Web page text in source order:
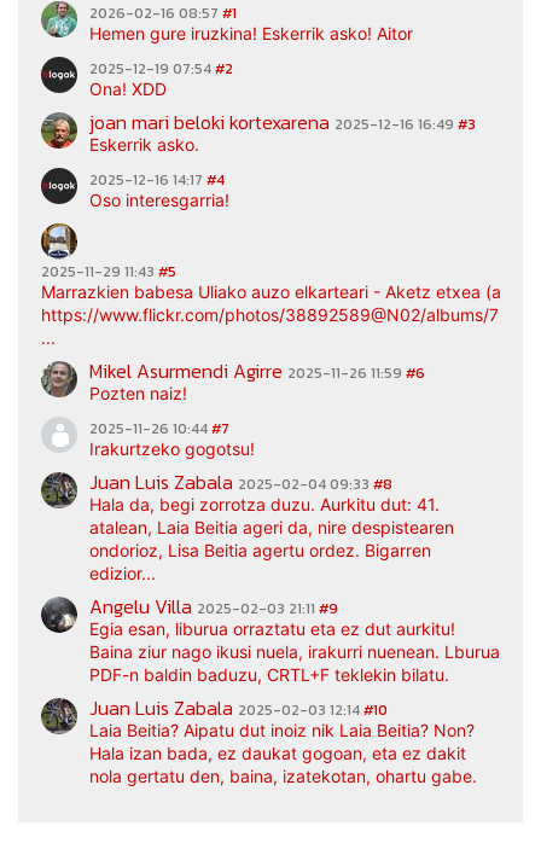
2026-02-16 08:57 #1
Hemen gure iruzkina! Eskerrik asko! Aitor
2025-12-19 07:54#2
Ona! XDD
joan mari beloki kortexarena 2025-12-16 16:49 #3
Eskerrik asko.
2025-12-16 14:17 #4
Oso interesgarria!
2025-11-29 11:43 #5
Marrazkien babesa Uliako auzo elkarteari - Aketz etxea
https://www.flickr.com/photos/38892589@N02/albums/
...
Mikel Asurmendi Agirre 2025-11-26 11:59 #6
Pozten naiz!
2025-11-26 10:44#7
Irakurtzeko gogotsu!
Juan Luis Zabala 2025-02-04 09:33 #8
Hala da, begi zorrotza duzu. Aurkitu dut: 41.
atalean, Laia Beitia ageri da, nire despistearen
ondorioz, Lisa Beitia agertu ordez. Bigarren
edizior...
Angelu Villa 2025-02-03 21:11 #9
Egia esan, liburua orraztatu eta ez dut aurkitu!
Baina ziur nago ikusi nuela, irakurri nuenean. Lburua
PDF-n baldin baduzu, CRTL+F teklekin bilatu.
Juan Luis Zabala 2025-02-03 12:14#10
Laia Beitia? Aipatu dut inoiz nik Laia Beitia? Non?
Hala izan bada, ez daukat gogoan, eta ez dakit
nola gertatu den, baina, izatekotan, ohartu gabe.